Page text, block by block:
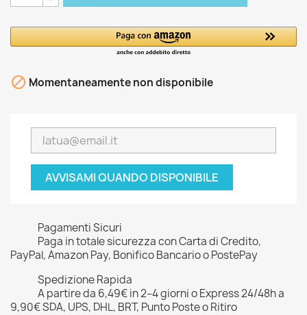
 Momentaneamente non disponibile
AVVISAMI QUANDO DISPONIBILE
Pagamenti Sicuri
Paga in totale sicurezza con Carta di Credito,
PayPal, Amazon Pay, Bonifico Bancario o PostePay
Spedizione Rapida
A partire da 6,49€ in 2–4 giorni o Express 24/48h a
9,90€ SDA, UPS, DHL, BRT, Punto Poste o Ritiro